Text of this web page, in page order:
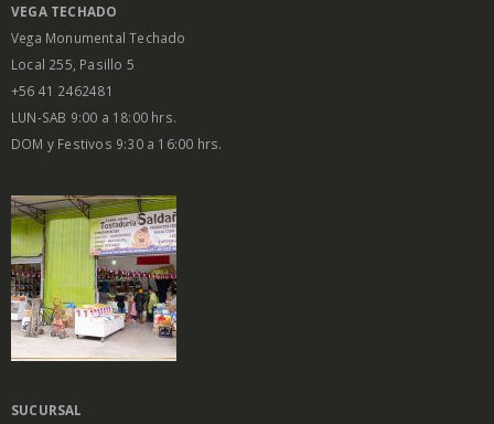
VEGA TECHADO
Vega Monumental Techado
Local 255, Pasillo 5
+56 41 2462481
LUN-SAB 9:00 a 18:00 hrs.
DOM y Festivos 9:30 a 16:00 hrs.
SUCURSAL